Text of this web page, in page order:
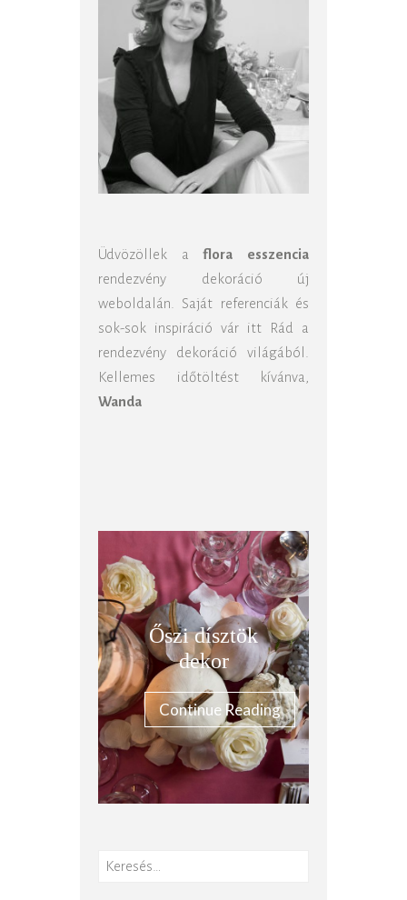
Üdvözöllek aflora esszencia
rendezvény dekoráció új
weboldalán. Saját referenciák és
sok-sok inspiráció vár itt Rád a
rendezvény dekoráció világából.
Kellemes időtöltést kívánva,
Wanda
Őszi dísztök
dekor
Continue Reading
Keresés: